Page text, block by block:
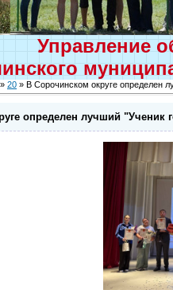
Управление
» 20 » В Сорочинском округе определен
определен лучший "Ученик